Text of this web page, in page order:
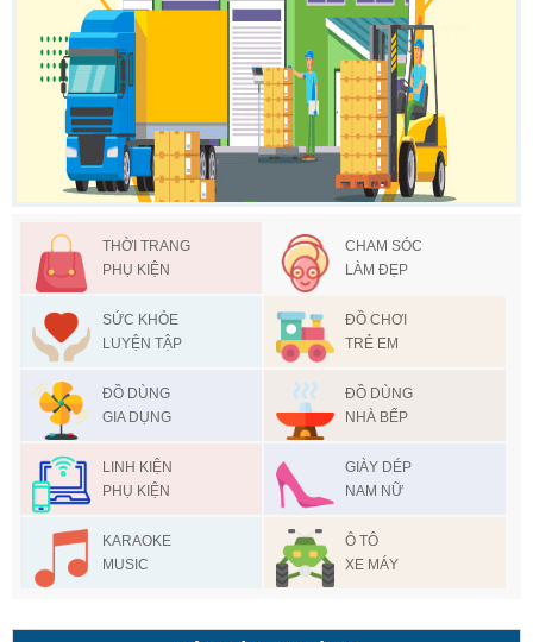
THỜI TRANG
PHỤ KIỆN
CHAM SÓC
LÀM ĐẸP
SỨC KHỎE
LUYỆN TẬP
ĐỒ CHƠI
TRẺ EM
ĐỒ DÙNG
GIA DỤNG
ĐỒ DÙNG
NHÀ BẾP
LINH KIỆN
PHỤ KIỆN
GIÀY DÉP
NAM NỮ
KARAOKE
MUSIC
Ô TÔ
XE MÁY